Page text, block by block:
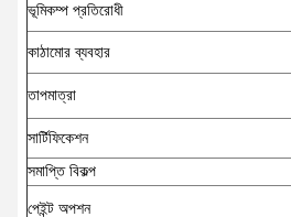
ভূমিকম্প প্রতিরোধী
কাঠামোর ব্যবহার
তাপমাত্রা
সার্টিফিকেশন
সমাপ্তি বিকল্প
পেইন্ট অপশন